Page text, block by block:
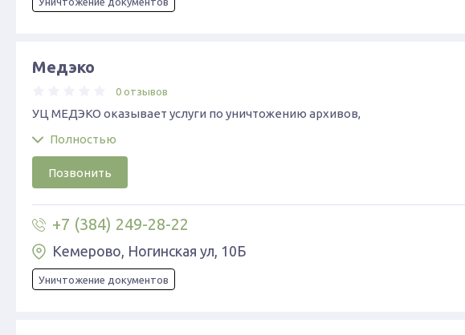
Медэко
0 отзывов
УЦ МЕДЭКО оказывает услуги по уничтожению архивов,
Полностью
Позвонить
+7 (384) 249-28-22
Кемерово, Ногинская ул, 10Б
Уничтожение документов